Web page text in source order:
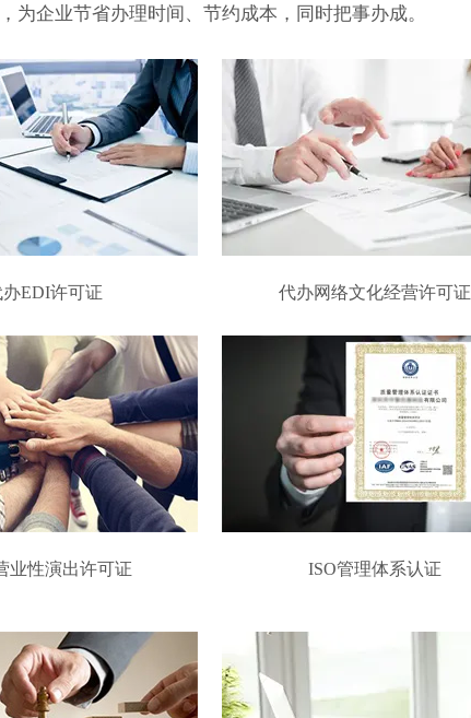
为企业节省办理时间、节约成本，同时把事办成。
办EDI许可证 代办网络文化经营许可证
业性演出许可证 ISO管理体系认证